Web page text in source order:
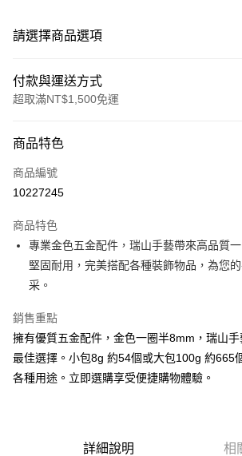
請選擇商品選項
付款與運送方式
超取滿NT$1,500免運
信用卡一次付款
超商取貨付款
街口支付
悠遊付
運送方式
全家取貨付款
每筆NT$60，滿NT$1,500(含以上)免運費
付款後全家取貨
商品特色
商品編號
10227245
商品特色
專業金色五金配件，瑞山手藝帶來高品質
堅固耐用，完美搭配各種裝飾物品，為您
采。
銷售重點
擁有優質五金配件，金色一圈半8mm，瑞山
最佳選擇。小包8g 約54個或大包100g 約665
各種用途。立即選購享受便捷購物體驗。
詳細說明 相